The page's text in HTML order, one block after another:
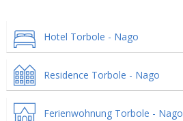
Hotel Torbole - Nago
Residence Torbole - Nago
Ferienwohnung Torbole - Nago